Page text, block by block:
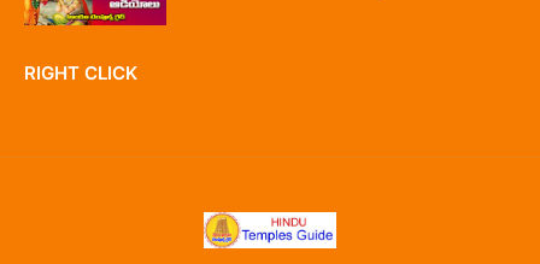
RIGHT CLICK